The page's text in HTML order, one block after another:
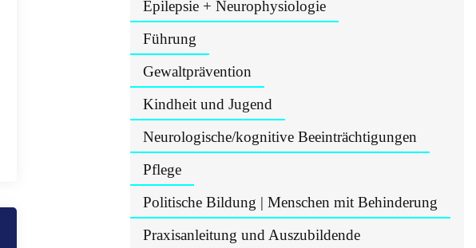
Epilepsie + Neurophysiologie
Führung
Gewaltprävention
Kindheit und Jugend
Neurologische/kognitive Beeinträchtigungen
Pflege
Politische Bildung | Menschen mit Behinderung
Praxisanleitung und Auszubildende